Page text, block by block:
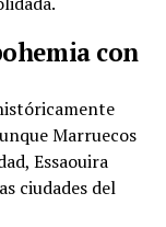
con
Marruecos
Essaouira
ciudades del